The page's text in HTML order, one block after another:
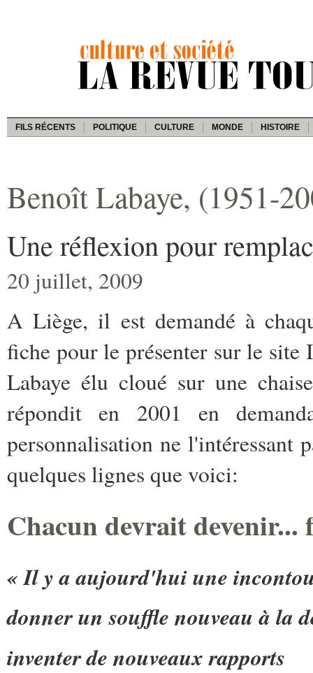
FILS RÉCENTS POLITIQUE CULTURE MONDE HISTOIRE
Benoît Labaye, (1951-
Une réflexion pour
20 juillet, 2009
A Liège, il est demandé à
fiche pour le présenter sur le
Labaye élu cloué sur une
répondit en 2001 en
personnalisation ne l'intéressant
quelques lignes que voici:
Chacun devrait devenir...
« Il y a aujourd'hui une
donner un souffle nouveau à la
inventer de nouveaux rapports